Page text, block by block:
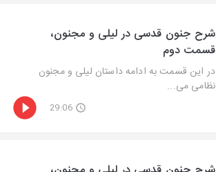
شرح جنون قدسی در لیلی و مجنون،
قسمت دوم
در این قسمت به ادامه داستان لیلی و مجنون
نظامی می‌...
29:06